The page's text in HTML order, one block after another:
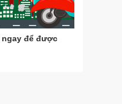
để được